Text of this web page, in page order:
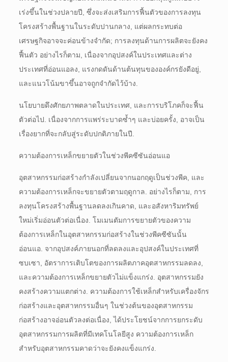
เร่งขึ้นในช่วงปลายปี, ซึ่งจะส่งเสริมการฟื้นตัวของการลงทุน
โครงสร้างพื้นฐานในระดับปานกลาง, แต่ผลกระทบต่อ
เศรษฐกิจอาจจะค่อนข้างจำกัด; การลงทุนด้านการผลิตจะยังคง
ฟื้นตัว อย่างไรก็ตาม, เนื่องจากอุปสงค์ในประเทศและต่าง
ประเทศที่อ่อนแอลง, แรงกดดันด้านต้นทุนขององค์กรยังดีอยู่,
และแนวโน้มขาขึ้นอาจถูกจำกัดไว้บ้าง.
นโยบายดึงศักยภาพตลาดในประเทศ, และการบริโภคก็จะฟื้น
ตัวต่อไป. เนื่องจากการแพร่ระบาดซ้ำๆ และบ่อยครั้ง, อาจเป็น
เรื่องยากที่จะกลับสู่ระดับปกติภายในปี.
ความต้องการเหล็กขยายตัวในช่วงพีคซีซันอ่อนแอ
อุตสาหกรรมก่อสร้างกำลังเปลี่ยนจากนอกฤดูเป็นช่วงพีค, และ
ความต้องการเหล็กจะขยายตัวตามฤดูกาล. อย่างไรก็ตาม, การ
ลงทุนโครงสร้างพื้นฐานลดลงเกินคาด, และอสังหาริมทรัพย์
ใหม่เริ่มอ่อนตัวต่อเนื่อง. โมเมนตัมการขยายตัวของความ
ต้องการเหล็กในอุตสาหกรรมก่อสร้างในช่วงพีคซีซันนั้น
อ่อนแอ. จากอุปสงค์ภายนอกที่ลดลงและอุปสงค์ในประเทศที่
ซบเซา, อัตราการเติบโตของการผลิตภาคอุตสาหกรรมลดลง,
และความต้องการเหล็กขยายตัวไม่แข็งแกร่ง. อุตสาหกรรมยัง
คงสร้างความแตกต่าง. ความต้องการใช้เหล็กสำหรับเครื่องจักร
ก่อสร้างและอุตสาหกรรมอื่นๆ ในช่วงต้นของอุตสาหกรรม
ก่อสร้างอาจอ่อนตัวลงต่อเนื่อง, ได้ประโยชน์จากการยกระดับ
อุตสาหกรรมการผลิตที่มีเทคโนโลยีสูง ความต้องการเหล็ก
สำหรับอุตสาหกรรมคาดว่าจะยังคงแข็งแกร่ง.